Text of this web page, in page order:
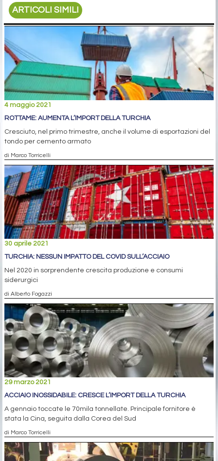
ARTICOLI SIMILI
4 maggio 2021
ROTTAME: AUMENTA L’IMPORT DELLA TURCHIA
Cresciuto, nel primo trimestre, anche il volume di esportazioni del
tondo per cemento armato
di Marco Torricelli
30 aprile 2021
TURCHIA: NESSUN IMPATTO DEL COVID SULL’ACCIAIO
Nel 2020 in sorprendente crescita produzione e consumi
siderurgici
di Alberto Fogazzi
29 marzo 2021
ACCIAIO INOSSIDABILE: CRESCE L’IMPORT DELLA TURCHIA
A gennaio toccate le 70mila tonnellate. Principale fornitore è
stata la Cina, seguita dalla Corea del Sud
di Marco Torricelli